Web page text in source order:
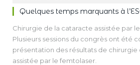
l’évaluation objective du projet
Quelques temps marquants à
Chirurgie de la cataracte assistée par
Plusieurs sessions du congrès ont été
présentation des résultats de chirurgie
assistée par le femtolaser.